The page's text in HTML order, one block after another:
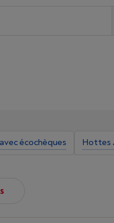
écochèques Hottes